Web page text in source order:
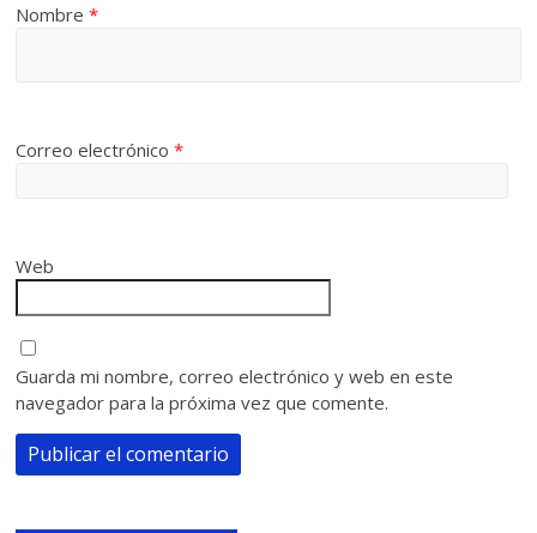
Nombre*
Correo electrónico*
Web
Guarda mi nombre, correo electrónico y web en este
navegador para la próxima vez que comente.